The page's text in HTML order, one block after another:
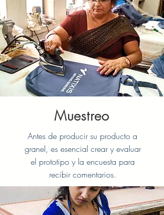
Muestreo
Antes de producir su producto a
granel, es esencial crear y evaluar
el prototipo y la encuesta para
recibir comentarios.